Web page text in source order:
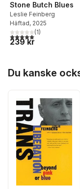
Stone Butch Blues
Leslie Feinberg
Häftad, 2025
5,0utav 5 stjärnor.
(1)
239 kr
Du kanske